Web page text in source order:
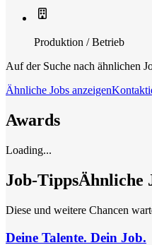
Produktion / Betrieb
Auf der Suche nach ähnlichen
Ähnliche Jobs anzeigen
Awards
Loading...
Job-TippsÄhnliche
Diese und weitere Chancen
Deine Talente. Dein Job.